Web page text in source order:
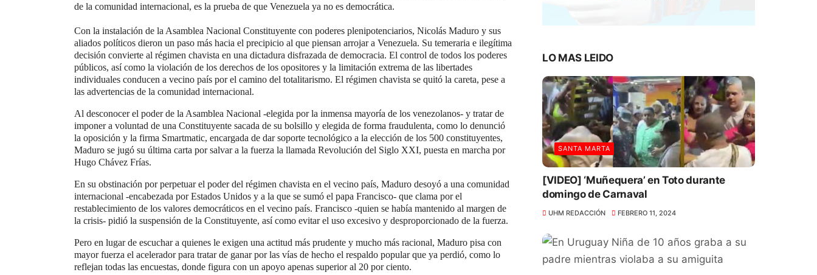
de la comunidad internacional, es la prueba de que Venezuela ya no es democrática.
Con la instalación de la Asamblea Nacional Constituyente con poderes plenipotenciarios, Nicolás Maduro y sus
aliados políticos dieron un paso más hacia el precipicio al que piensan arrojar a Venezuela. Su temeraria e ilegítima
decisión convierte al régimen chavista en una dictadura disfrazada de democracia. El control de todos los poderes
públicos, así como la violación de los derechos de los opositores y la limitación extrema de las libertades
individuales conducen a vecino país por el camino del totalitarismo. El régimen chavista se quitó la careta, pese a
las advertencias de la comunidad internacional.
Al desconocer el poder de la Asamblea Nacional -elegida por la inmensa mayoría de los venezolanos- y tratar de
imponer a voluntad de una Constituyente sacada de su bolsillo y elegida de forma fraudulenta, como lo denunció
la oposición y la firma Smartmatic, encargada de dar soporte tecnológico a la elección de los 500 constituyentes,
Maduro se jugó su última carta por salvar a la fuerza la llamada Revolución del Siglo XXI, puesta en marcha por
Hugo Chávez Frías.
En su obstinación por perpetuar el poder del régimen chavista en el vecino país, Maduro desoyó a una comunidad
internacional -encabezada por Estados Unidos y a la que se sumó el papa Francisco- que clama por el
restablecimiento de los valores democráticos en el vecino país. Francisco -quien se había mantenido al margen de
la crisis- pidió la suspensión de la Constituyente, así como evitar el uso excesivo y desproporcionado de la fuerza.
Pero en lugar de escuchar a quienes le exigen una actitud más prudente y mucho más racional, Maduro pisa con
mayor fuerza el acelerador para tratar de ganar por las vías de hecho el respaldo popular que ya perdió, como lo
reflejan todas las encuestas, donde figura con un apoyo apenas superior al 20 por ciento.
LO MAS LEIDO
SANTA MARTA
[VIDEO] ‘Muñequera’ en Toto durante
domingo de Carnaval
UHM REDACCIÓN FEBRERO 11, 2024